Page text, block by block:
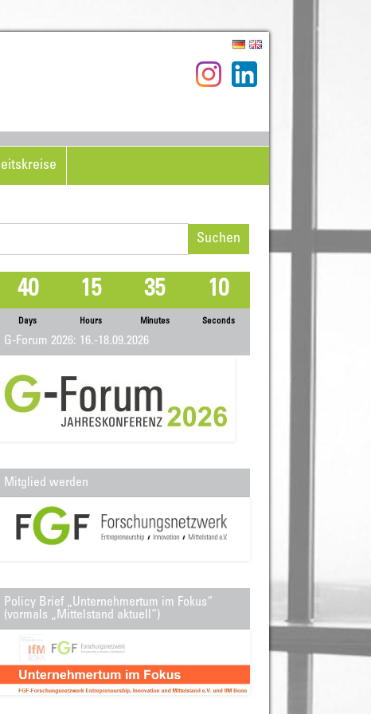
40
Days
15
Hours
35
Minutes
10
Seconds
G-Forum 2026: 16.-18.09.2026
Mitglied werden
Policy Brief „Unternehmertum im Fokus“
(vormals „Mittelstand aktuell“)